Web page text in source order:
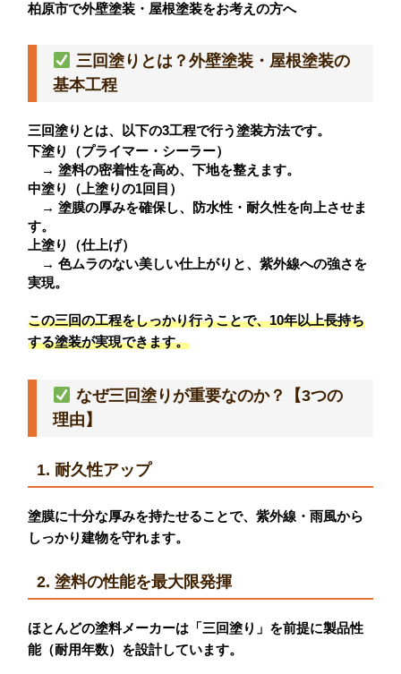
柏原市で外壁塗装・屋根塗装をお考えの方へ
三回塗りとは？外壁塗装・屋根塗装の
基本工程
三回塗りとは、以下の3工程で行う塗装方法です。
下塗り（プライマー・シーラー）
→ 塗料の密着性を高め、下地を整えます。
中塗り（上塗りの1回目）
→ 塗膜の厚みを確保し、防水性・耐久性を向上させま
す。
上塗り（仕上げ）
→ 色ムラのない美しい仕上がりと、紫外線への強さを
実現。
この三回の工程をしっかり行うことで、10年以上長持ち
する塗装が実現できます。
なぜ三回塗りが重要なのか？【3つの
理由】
1. 耐久性アップ
塗膜に十分な厚みを持たせることで、紫外線・雨風から
しっかり建物を守れます。
2. 塗料の性能を最大限発揮
ほとんどの塗料メーカーは「三回塗り」を前提に製品性
能（耐用年数）を設計しています。